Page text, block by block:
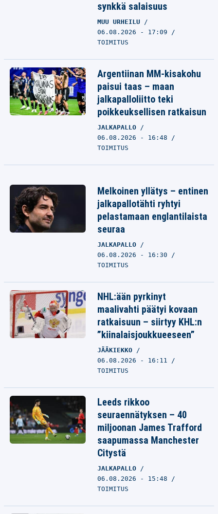
synkkä salaisuus
MUU URHEILU
06.08.2026 - 17:09
TOIMITUS
Argentiinan MM-kisakohu
paisui taas – maan
jalkapalloliitto teki
poikkeuksellisen ratkaisun
JALKAPALLO
06.08.2026 - 16:48
TOIMITUS
Melkoinen yllätys – entinen
jalkapallotähti ryhtyi
pelastamaan englantilaista
seuraa
JALKAPALLO
06.08.2026 - 16:30
TOIMITUS
NHL:ään pyrkinyt
maalivahti päätyi kovaan
ratkaisuun – siirtyy KHL:n
”kiinalaisjoukkueeseen”
JÄÄKIEKKO
06.08.2026 - 16:11
TOIMITUS
Leeds rikkoo
seuraennätyksen – 40
miljoonan James Trafford
saapumassa Manchester
Citystä
JALKAPALLO
06.08.2026 - 15:48
TOIMITUS